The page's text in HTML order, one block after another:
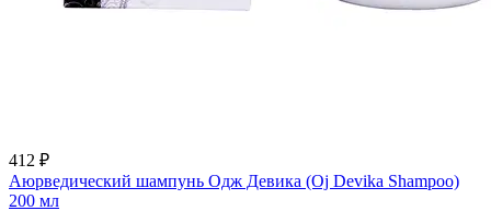
412 ₽
Аюрведический шампунь Одж Девика (Oj Devika Shampoo)
200 мл